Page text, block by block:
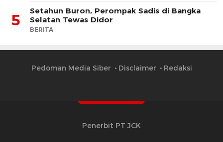
5
Setahun Buron, Perompak Sadis di Bangka
Selatan Tewas Didor
BERITA
Pedoman Media Siber Disclaimer Redaksi
Penerbit PT JCK